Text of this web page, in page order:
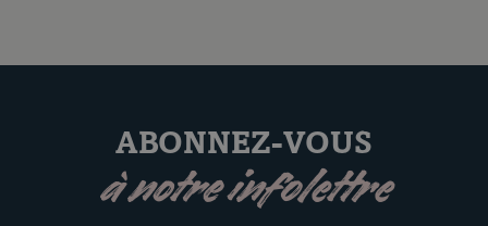
ABONNEZ-VOUS
à notre infolettre